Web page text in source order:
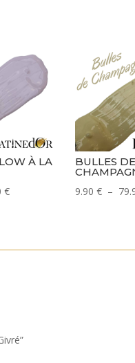
À LA
€Plage
BULLES DE
9.90€ –